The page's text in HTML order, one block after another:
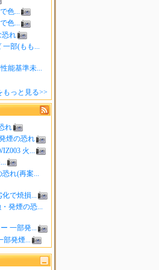
色...
色...
恐れ
部(もも...
能基準未...
もっと見る>>
れ
煙の恐れ
火...
れ(再案...
で焼損...
発煙の恐...
一部発...
発煙...